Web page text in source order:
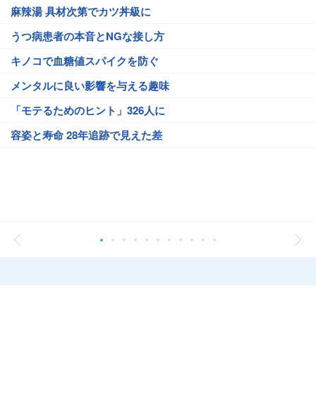
麻辣湯 具材次第でカツ丼級に
うつ病患者の本音とNGな接し方
キノコで血糖値スパイクを防ぐ
メンタルに良い影響を与える趣味
「モテるためのヒント」326人に
容姿と寿命 28年追跡で見えた差